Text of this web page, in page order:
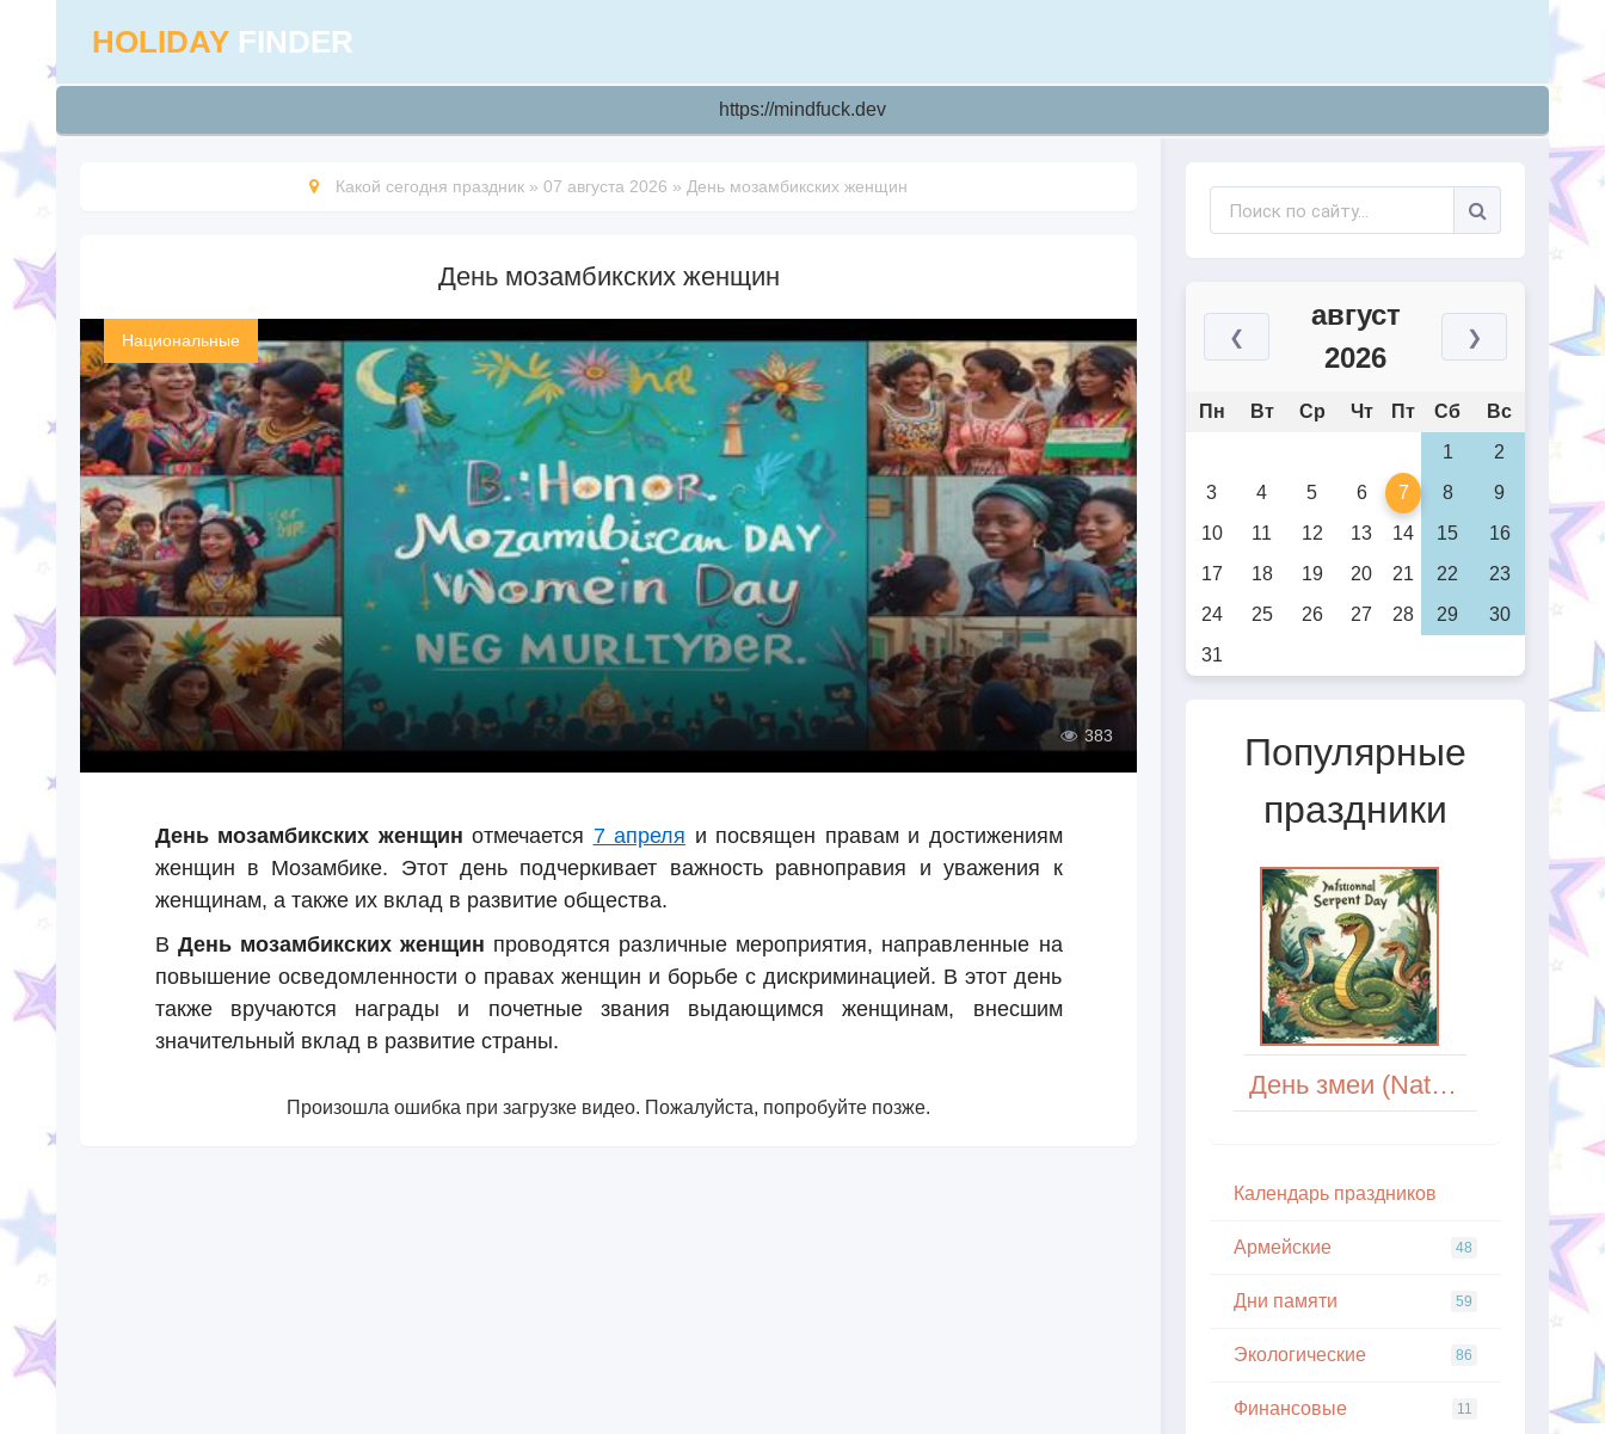
HOLIDAY FINDER
https://mindfuck.dev
Какой сегодня праздник » 07 августа 2026 » День мозамбикских женщин
День мозамбикских женщин
Национальные
383
День мозамбикских женщин отмечается 7 апреля и посвящен правам и достижениям
женщин в Мозамбике. Этот день подчеркивает важность равноправия и уважения к
женщинам, а также их вклад в развитие общества.
В День мозамбикских женщин проводятся различные мероприятия, направленные на
повышение осведомленности о правах женщин и борьбе с дискриминацией. В этот день
также вручаются награды и почетные звания выдающимся женщинам, внесшим
значительный вклад в развитие страны.
Произошла ошибка при загрузке видео. Пожалуйста, попробуйте позже.
❮
август
2026
❯
Пн Вт Ср Чт Пт Сб
Вс
1
2
3
4 5 6 7 8
9
10
11 12 13 14 15
16
17
18 19 20 21 22
23
24
25 26 27 28 29
30
31
Популярные
праздники
День змеи (National Serpent Day) в США
Кaлeндapь пpaздникoв
Армейские 48
Дни памяти 59
Экологические 86
Финансовые 11